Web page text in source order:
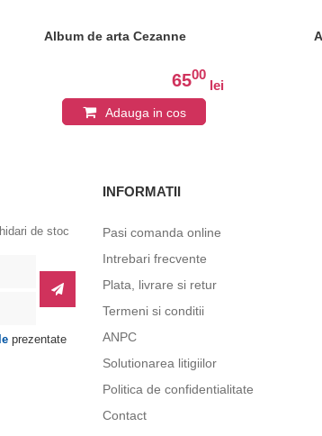
Album de arta Cezanne
6500
lei
Adauga in cos
de stoc
prezentate
INFORMATII
Pasi comanda online
Intrebari frecvente
Plata, livrare si retur
Termeni si conditii
ANPC
Solutionarea litigiilor
Politica de confidentialitate
Contact